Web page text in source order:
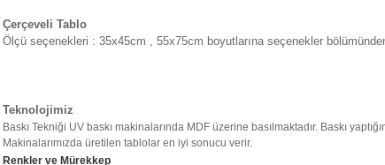
Çerçeveli Tablo
Ölçü seçenekleri : 35x45cm , 55x75cm boyutlarına seçenekler
Teknolojimiz
Baskı Tekniği UV baskı makinalarında MDF üzerine basılmaktadır. Baskı
Makinalarımızda üretilen tablolar en iyi sonucu verir.
Renkler ve Mürekkep